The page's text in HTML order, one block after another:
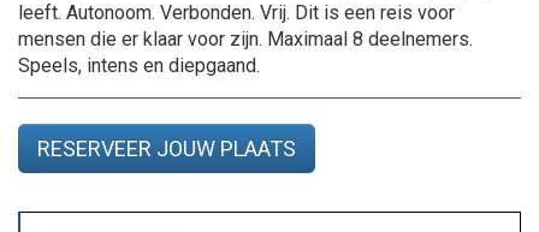
leeft. Autonoom. Verbonden. Vrij. Dit is een reis voor
mensen die er klaar voor zijn. Maximaal 8 deelnemers.
Speels, intens en diepgaand.
RESERVEER JOUW PLAATS